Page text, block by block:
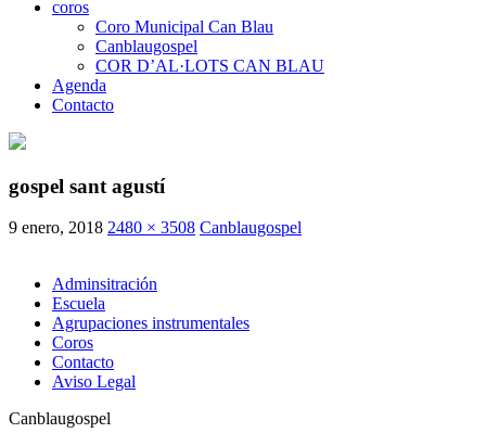
coros
Coro Municipal Can Blau
Canblaugospel
COR D’AL·LOTS CAN BLAU
Agenda
Contacto
gospel sant agustí
9 enero, 2018 2480 × 3508 Canblaugospel
Adminsitración
Escuela
Agrupaciones instrumentales
Coros
Contacto
Aviso Legal
Canblaugospel